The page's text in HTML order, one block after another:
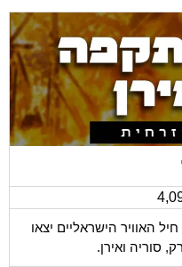
בוקר בשעה 0220 כוחות חיל האוויר הישראליים יצאו
סוריה ואירן.